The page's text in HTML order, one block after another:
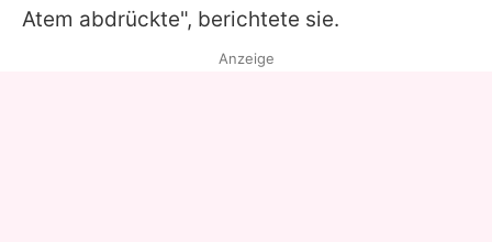
Atem abdrückte", berichtete sie.
Anzeige